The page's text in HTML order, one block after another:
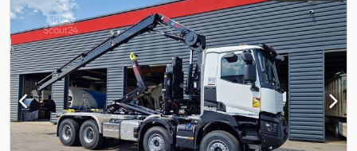
أدبلو, أضواء الضباب, بلوتوث, تسجيل الشاحنة, تكييف الهواء, توجيه معزز
بالطاقة, جهاز تسجيل السرعة (تاكوغراف), كمبيوتر على متن المركبة,
مركبة لغير المدخنين, مساعد الحفاظ على المسار, منفذ USB, نظام
التحكم في الجر, نظام التشغيل والإيقاف التلقائي, نظام الفرامل المانعة
للانغلاق (ABS), وسادة هوائية,